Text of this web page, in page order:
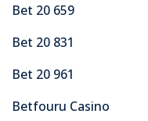
Bet 20 659
Bet 20 831
Bet 20 961
Betfouru Casino